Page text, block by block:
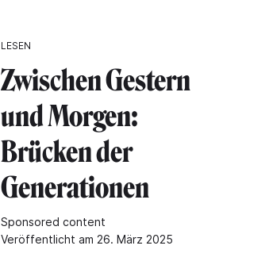
LESEN
Zwischen Gestern
und Morgen:
Brücken der
Generationen
Sponsored content
Veröffentlicht am 26. März 2025